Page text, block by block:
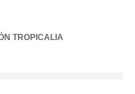
TROPICALIA